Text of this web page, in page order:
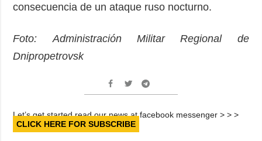
consecuencia de un ataque ruso nocturno.
Foto: Administración Militar Regional de
Dnipropetrovsk
Let’s get started read our news at facebook messenger > > >
CLICK HERE FOR SUBSCRIBE